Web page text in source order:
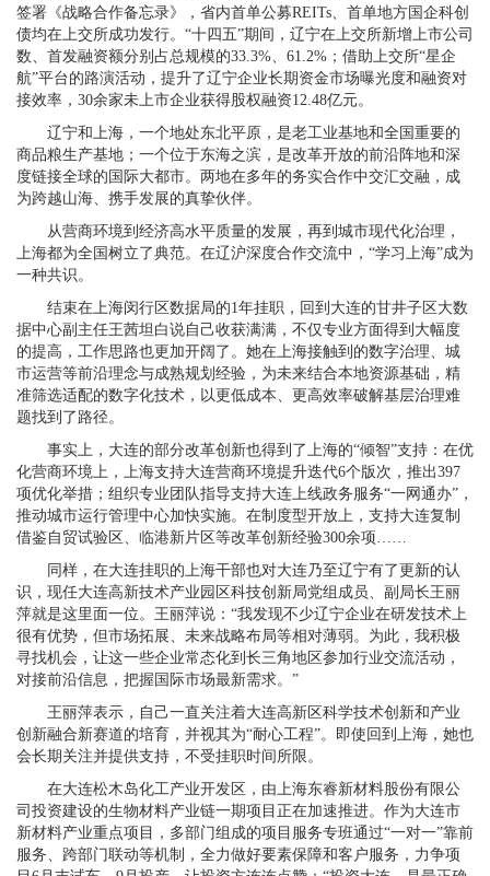
签署《战略合作备忘录》，省内首单公募REITs、首单地方国企科创
债均在上交所成功发行。“十四五”期间，辽宁在上交所新增上市公司
数、首发融资额分别占总规模的33.3%、61.2%；借助上交所“星企
航”平台的路演活动，提升了辽宁企业长期资金市场曝光度和融资对
接效率，30余家未上市企业获得股权融资12.48亿元。
辽宁和上海，一个地处东北平原，是老工业基地和全国重要的
商品粮生产基地；一个位于东海之滨，是改革开放的前沿阵地和深
度链接全球的国际大都市。两地在多年的务实合作中交汇交融，成
为跨越山海、携手发展的真挚伙伴。
从营商环境到经济高水平质量的发展，再到城市现代化治理，
上海都为全国树立了典范。在辽沪深度合作交流中，“学习上海”成为
一种共识。
结束在上海闵行区数据局的1年挂职，回到大连的甘井子区大数
据中心副主任王茜坦白说自己收获满满，不仅专业方面得到大幅度
的提高，工作思路也更加开阔了。她在上海接触到的数字治理、城
市运营等前沿理念与成熟规划经验，为未来结合本地资源基础，精
准筛选适配的数字化技术，以更低成本、更高效率破解基层治理难
题找到了路径。
事实上，大连的部分改革创新也得到了上海的“倾智”支持：在优
化营商环境上，上海支持大连营商环境提升迭代6个版次，推出397
项优化举措；组织专业团队指导支持大连上线政务服务“一网通办”，
推动城市运行管理中心加快实施。在制度型开放上，支持大连复制
借鉴自贸试验区、临港新片区等改革创新经验300余项……
同样，在大连挂职的上海干部也对大连乃至辽宁有了更新的认
识，现任大连高新技术产业园区科技创新局党组成员、副局长王丽
萍就是这里面一位。王丽萍说：“我发现不少辽宁企业在研发技术上
很有优势，但市场拓展、未来战略布局等相对薄弱。为此，我积极
寻找机会，让这一些企业常态化到长三角地区参加行业交流活动，
对接前沿信息，把握国际市场最新需求。”
王丽萍表示，自己一直关注着大连高新区科学技术创新和产业
创新融合新赛道的培育，并视其为“耐心工程”。即使回到上海，她也
会长期关注并提供支持，不受挂职时间所限。
在大连松木岛化工产业开发区，由上海东睿新材料股份有限公
司投资建设的生物材料产业链一期项目正在加速推进。作为大连市
新材料产业重点项目，多部门组成的项目服务专班通过“一对一”靠前
服务、跨部门联动等机制，全力做好要素保障和客户服务，力争项